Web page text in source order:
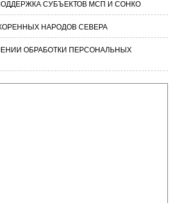
СУБЪЕКТОВ МСП И СОНКО
НАРОДОВ СЕВЕРА
ОБРАБОТКИ ПЕРСОНАЛЬНЫХ